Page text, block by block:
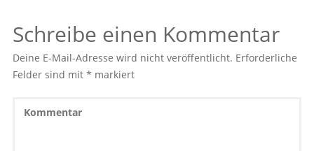
Schreibe einen Kommentar
Deine E-Mail-Adresse wird nicht veröffentlicht. Erforderliche
Felder sind mit * markiert